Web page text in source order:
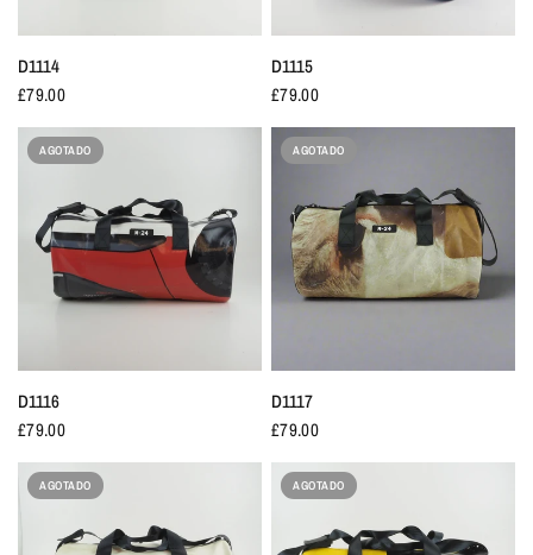
D1114
£79.00
D1115
£79.00
AGOTADO
D1116
£79.00
AGOTADO
D1117
£79.00
AGOTADO AGOTADO